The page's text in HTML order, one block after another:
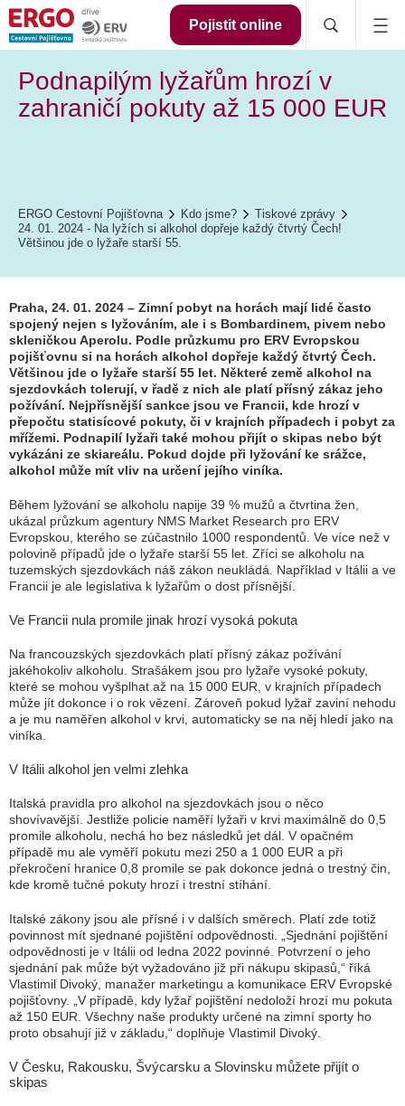
Pojistit online
Podnapilým lyžařům hrozí v
zahraničí pokuty až 15 000 EUR
ERGO Cestovní Pojišťovna Kdo jsme?
Tiskové zprávy
24. 01. 2024 - Na lyžích si alkohol dopřeje každý čtvrtý Čech!
Většinou jde o lyžaře starší 55.
Praha, 24. 01. 2024 – Zimní pobyt na horách mají lidé často
spojený nejen s lyžováním, ale i s Bombardinem, pivem nebo
skleničkou Aperolu. Podle průzkumu pro ERV Evropskou
pojišťovnu si na horách alkohol dopřeje každý čtvrtý Čech.
Většinou jde o lyžaře starší 55 let. Některé země alkohol na
sjezdovkách tolerují, v řadě z nich ale platí přísný zákaz jeho
požívání. Nejpřísnější sankce jsou ve Francii, kde hrozí v
přepočtu statisícové pokuty, či v krajních případech i pobyt za
mřížemi. Podnapilí lyžaři také mohou přijít o skipas nebo být
vykázáni ze skiareálu. Pokud dojde při lyžování ke srážce,
alkohol může mít vliv na určení jejího viníka.
Během lyžování se alkoholu napije 39 % mužů a čtvrtina žen,
ukázal průzkum agentury NMS Market Research pro ERV
Evropskou, kterého se zúčastnilo 1000 respondentů. Ve více než v
polovině případů jde o lyžaře starší 55 let. Zříci se alkoholu na
tuzemských sjezdovkách náš zákon neukládá. Například v Itálii a ve
Francii je ale legislativa k lyžařům o dost přísnější.
Ve Francii nula promile jinak hrozí vysoká pokuta
Na francouzských sjezdovkách platí přísný zákaz požívání
jakéhokoliv alkoholu. Strašákem jsou pro lyžaře vysoké pokuty,
které se mohou vyšplhat až na 15 000 EUR, v krajních případech
může jít dokonce i o rok vězení. Zároveň pokud lyžař zaviní nehodu
a je mu naměřen alkohol v krvi, automaticky se na něj hledí jako na
viníka.
V Itálii alkohol jen velmi zlehka
Italská pravidla pro alkohol na sjezdovkách jsou o něco
shovívavější. Jestliže policie naměří lyžaři v krvi maximálně do 0,5
promile alkoholu, nechá ho bez následků jet dál. V opačném
případě mu ale vyměří pokutu mezi 250 a 1 000 EUR a při
překročení hranice 0,8 promile se pak dokonce jedná o trestný čin,
kde kromě tučné pokuty hrozí i trestní stíhání.
Italské zákony jsou ale přísné i v dalších směrech. Platí zde totiž
povinnost mít sjednané pojištění odpovědnosti. „Sjednání pojištění
odpovědnosti je v Itálii od ledna 2022 povinné. Potvrzení o jeho
sjednání pak může být vyžadováno již při nákupu skipasů,“ říká
Vlastimil Divoký, manažer marketingu a komunikace ERV Evropské
pojišťovny. „V případě, kdy lyžař pojištění nedoloží hrozí mu pokuta
až 150 EUR. Všechny naše produkty určené na zimní sporty ho
proto obsahují již v základu,“ doplňuje Vlastimil Divoký.
V Česku, Rakousku, Švýcarsku a Slovinsku můžete přijít o
skipas